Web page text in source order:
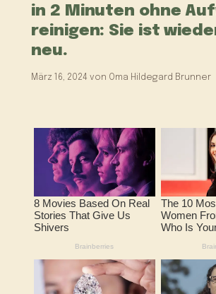
in 2 Minuten ohne
reinigen: Sie ist
neu.
März 16, 2024 von Oma Hildegard Brunner